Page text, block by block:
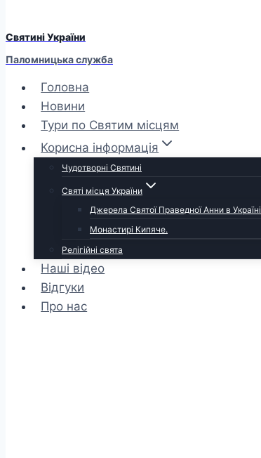
Святині України
Паломницька служба
Головна
Новини
Тури по Святим місцям
Корисна інформація
Чудотворні Святині
Святі місця України
Джерела Святої Праведної Анни в Україні
Монастирі Кипяче.
Релігійні свята
Наші відео
Відгуки
Про нас